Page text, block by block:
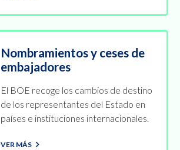
Nombramientos y ceses de
embajadores
El BOE recoge los cambios de destino
de los representantes del Estado en
países e instituciones internacionales.
VER MÁS